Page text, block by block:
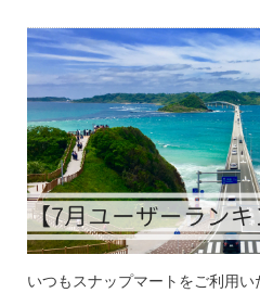
いつもスナップマートをご利用